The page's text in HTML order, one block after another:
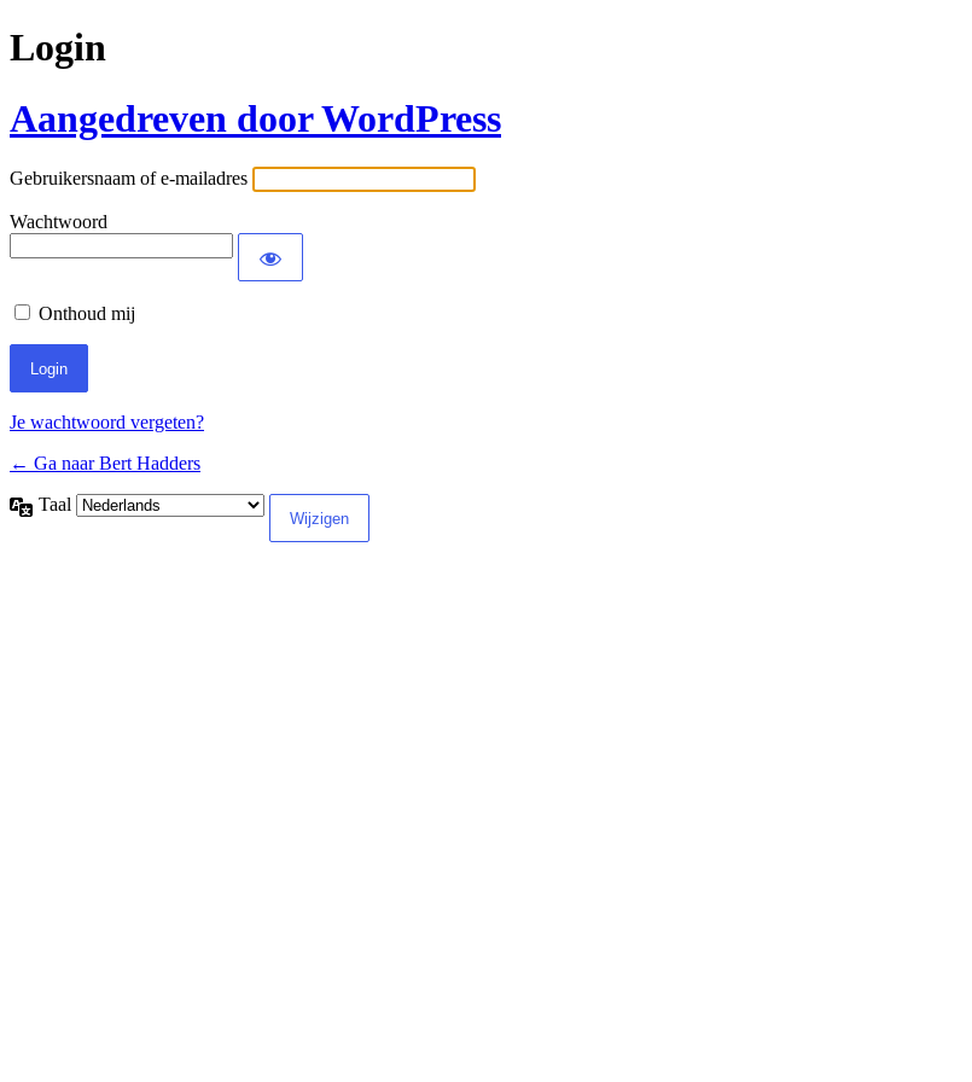
Login
Aangedreven door WordPress
Gebruikersnaam of e-mailadres
Wachtwoord
Onthoud mij
Je wachtwoord vergeten?
← Ga naar Bert Hadders
Taal